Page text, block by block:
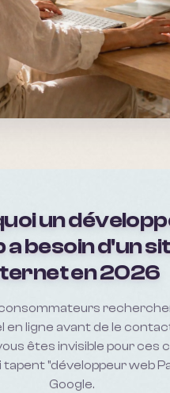
un
a besoin d'un
en 2026
en ligne avant de le
êtes invisible pour ces
tapent "développeur web
Google.